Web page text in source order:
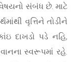
સંબંધ છે. માટે
વૃત્તિને તોડીને
દાખડો પડે નહિ,
સ્વરૂપમાં રહે.